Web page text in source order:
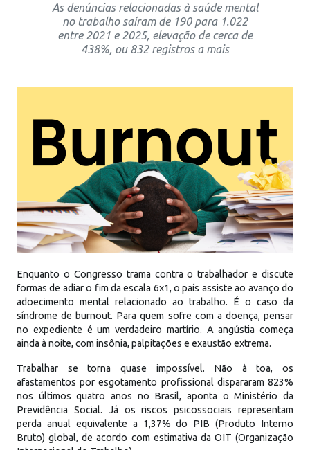
As denúncias relacionadas à saúde mental
no trabalho saíram de 190 para 1.022
entre 2021 e 2025, elevação de cerca de
438%, ou 832 registros a mais
Enquanto o Congresso trama contra o trabalhador e discute
formas de adiar o fim da escala 6x1, o país assiste ao avanço do
adoecimento mental relacionado ao trabalho. É o caso da
síndrome de burnout. Para quem sofre com a doença, pensar
no expediente é um verdadeiro martírio. A angústia começa
ainda à noite, com insônia, palpitações e exaustão extrema.
Trabalhar se torna quase impossível. Não à toa, os
afastamentos por esgotamento profissional dispararam 823%
nos últimos quatro anos no Brasil, aponta o Ministério da
Previdência Social. Já os riscos psicossociais representam
perda anual equivalente a 1,37% do PIB (Produto Interno
Bruto) global, de acordo com estimativa da OIT (Organização